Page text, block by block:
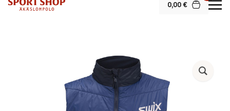
0,00 €